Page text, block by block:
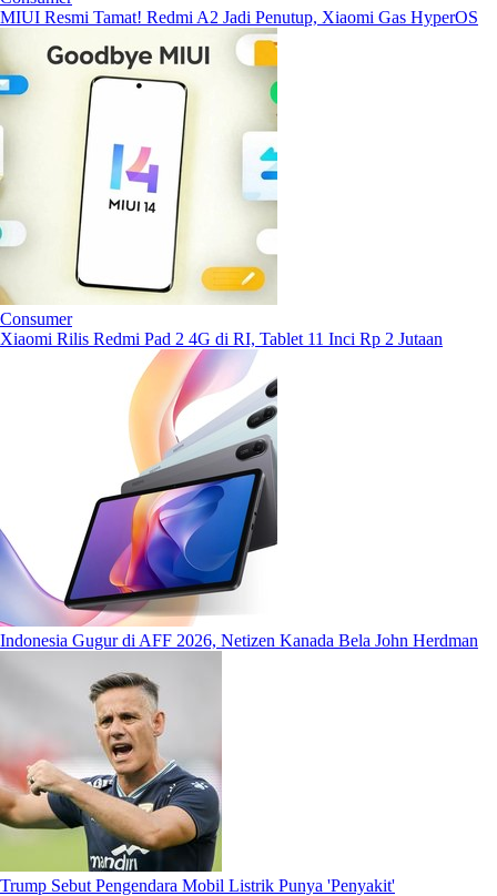
MIUI Resmi Tamat! Redmi A2 Jadi Penutup, Xiaomi Gas HyperOS
Consumer
Xiaomi Rilis Redmi Pad 2 4G di RI, Tablet 11 Inci Rp 2 Jutaan
Indonesia Gugur di AFF 2026, Netizen Kanada Bela John Herdman
Trump Sebut Pengendara Mobil Listrik Punya 'Penyakit'